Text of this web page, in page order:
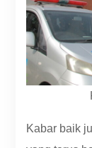
Kabar baik